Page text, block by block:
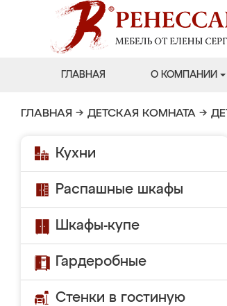
ГЛАВНАЯ О КОМПАНИИ
ГЛАВНАЯ → ДЕТСКАЯ КОМНАТА →
Кухни
Распашные шкафы
Шкафы-купе
Гардеробные
Стенки в гостиную